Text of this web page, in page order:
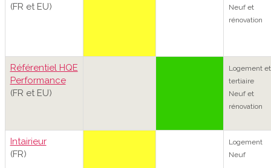
(FR et EU)
Neuf et
rénovation
Référentiel HQE
Performance
(FR et EU)
Logement et
tertiaire
Neuf et
rénovation
Intairieur
(FR)
Logement
Neuf